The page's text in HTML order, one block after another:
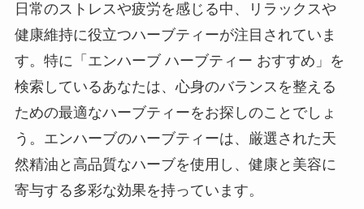
日常のストレスや疲労を感じる中、リラックスや
健康維持に役立つハーブティーが注目されていま
す。特に「エンハーブ ハーブティー おすすめ」を
検索しているあなたは、心身のバランスを整える
ための最適なハーブティーをお探しのことでしょ
う。エンハーブのハーブティーは、厳選された天
然精油と高品質なハーブを使用し、健康と美容に
寄与する多彩な効果を持っています。